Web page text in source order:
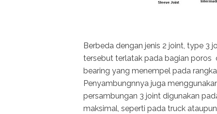
Berbeda dengan jenis 2 joint, type 3
tersebut terlatak pada bagian poros
bearing yang menempel pada
Penyambungnnya juga
persambungan 3 joint digunakan
maksimal, seperti pada truck